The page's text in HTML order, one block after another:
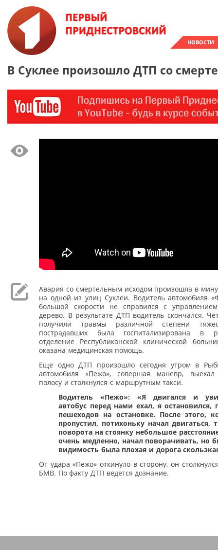
НОВОСТИ
В Суклее произошло ДТП со
Авария со смертельным исходом произошла в
на одной из улиц Суклеи. Водитель автомобиля
большой скорости не справился с
дерево. В результате ДТП водитель скончался.
получили травмы различной степени
пострадавших была госпитализирована в
отделение Республиканской клинической
оказана медицинская помощь.
Еще одно ДТП произошло сегодня утром в
автомобиля «Пежо», совершая маневр,
полосу и столкнулся с маршрутным такси.
Водитель «Пежо»: «Я двигался и
автобус перед нами ехал, я остановился,
пешеходов на остановке. После этого,
пропустил, потихоньку начал двигаться,
поворота на стоянку небольшое
очень медленно, начал поворачивать, но
видимость была плохая и дорога
От удара «Пежо» откинуло в сторону, он
БМВ. По факту ДТП ведется дознание.